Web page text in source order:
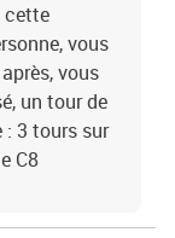
cette
vous
vous
un tour de
3 tours sur
C8